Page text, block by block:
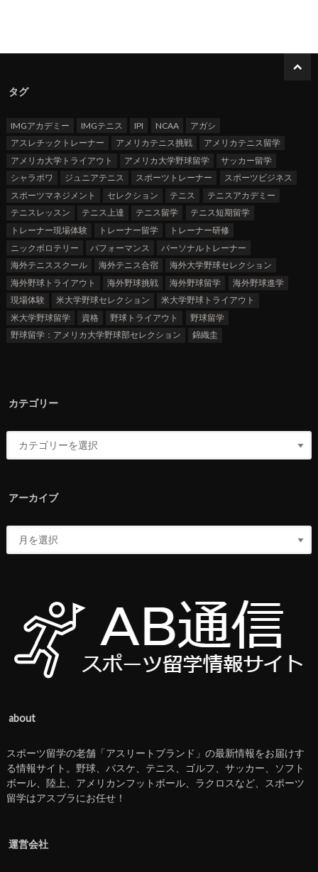
タグ
IMGアカデミー IMGテニス IPI NCAA
アガシ
アスレチックトレーナー
アメリカテニス挑戦
アメリカテニス留学
アメリカ大学トライアウト
アメリカ大学野球留学
サッカー留学
シャラポワ
ジュニアテニス スポーツトレーナー
スポーツビジネス
スポーツマネジメント
セレクション テニス
テニスアカデミー
テニスレッスン
テニス上達 テニス留学
テニス短期留学
トレーナー現場体験
トレーナー留学
トレーナー研修
ニックボロテリー
パフォーマンス
パーソナルトレーナー
海外テニススクール
海外テニス合宿
海外大学野球セレクション
海外野球トライアウト
海外野球挑戦 海外野球留学
海外野球進学
現場体験
米大学野球セレクション
米大学野球トライアウト
米大学野球留学
資格 野球トライアウト
野球留学
野球留学：アメリカ大学野球部セレクション
錦織圭
カテゴリー
アーカイブ
about
スポーツ留学の老舗「アスリートブランド」の最新情報をお届けす
る情報サイト。野球、バスケ、テニス、ゴルフ、サッカー、ソフト
ボール、陸上、アメリカンフットボール、ラクロスなど、スポーツ
留学はアスブラにお任せ！
運営会社